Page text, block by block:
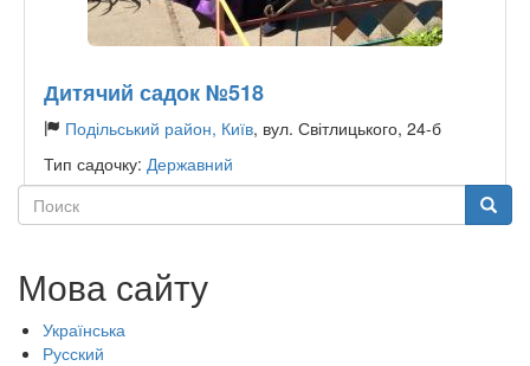
Дитячий садок №518
Подільський район, Київ, вул. Світлицького, 24-б
Тип садочку: Державний
Поиск
Поиск
Мова сайту
Українська
Русский